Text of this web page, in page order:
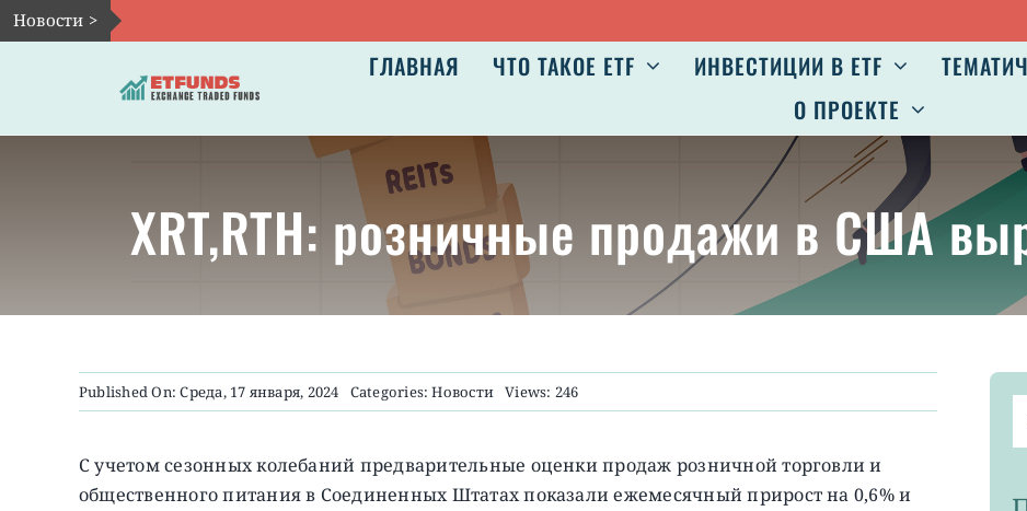
Skip
to
Новости >
ГЛАВНАЯ ЧТО ТАКОЕ ETF ИНВЕСТИЦИИ В ETF
О ПРОЕКТЕ
XRT,RTH: розничные продажи в США
Published On: Среда, 17 января, 2024 Categories:Новости Views: 246
С учетом сезонных колебаний предварительные оценки продаж розничной торговли и
общественного питания в Соединенных Штатах показали ежемесячный прирост на 0,6% и